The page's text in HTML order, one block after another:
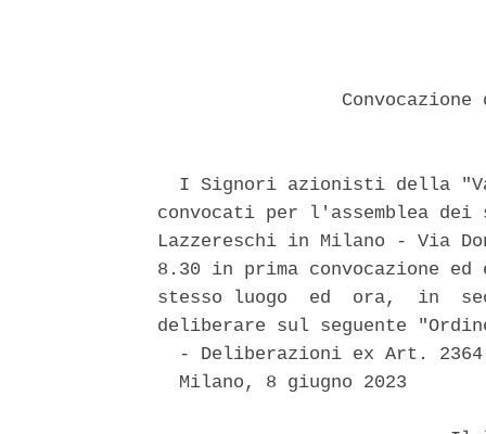
I Signori azionisti della
convocati per l'assemblea
Lazzereschi in Milano - Via
8.30 in prima convocazione
stesso luogo  ed  ora,  in
deliberare sul seguente
- Deliberazioni ex Art.
  Milano, 8 giugno 2023